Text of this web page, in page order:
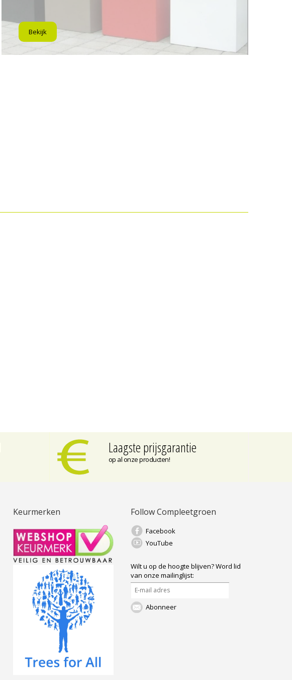
Bekijk
Laagste prijsgarantie
op al onze producten!
Keurmerken Follow Compleetgroen
Facebook
YouTube
Wilt u op de hoogte blijven?Word lid
van onze mailinglijst:
Abonneer